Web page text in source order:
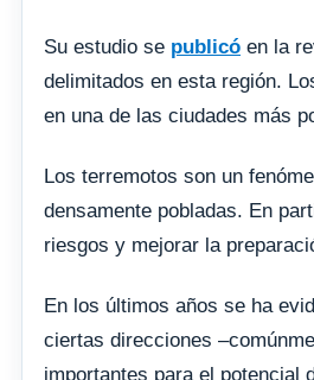
Su estudio se publicó en la
delimitados en esta región.
en una de las ciudades más
Los terremotos son un
densamente pobladas. En
riesgos y mejorar la
En los últimos años se ha
ciertas direcciones
importantes para el potencial